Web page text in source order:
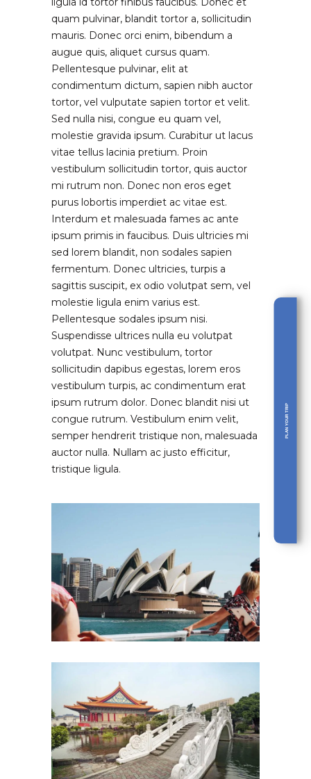
quam pulvinar, blandit tortor a, sollicitudin
mauris. Donec orci enim, bibendum a
augue quis, aliquet cursus quam.
Pellentesque pulvinar, elit at
condimentum dictum, sapien nibh auctor
tortor, vel vulputate sapien tortor et velit.
Sed nulla nisi, congue eu quam vel,
molestie gravida ipsum. Curabitur ut lacus
vitae tellus lacinia pretium. Proin
vestibulum sollicitudin tortor, quis auctor
mi rutrum non. Donec non eros eget
purus lobortis imperdiet ac vitae est.
Interdum et malesuada fames ac ante
ipsum primis in faucibus. Duis ultricies mi
sed lorem blandit, non sodales sapien
fermentum. Donec ultricies, turpis a
sagittis suscipit, ex odio volutpat sem, vel
molestie ligula enim varius est.
Pellentesque sodales ipsum nisi.
Suspendisse ultrices nulla eu volutpat
volutpat. Nunc vestibulum, tortor
sollicitudin dapibus egestas, lorem eros
vestibulum turpis, ac condimentum erat
ipsum rutrum dolor. Donec blandit nisi ut
congue rutrum. Vestibulum enim velit,
semper hendrerit tristique non, malesuada
auctor nulla. Nullam ac justo efficitur,
tristique ligula.
PLAN YOUR TRIP